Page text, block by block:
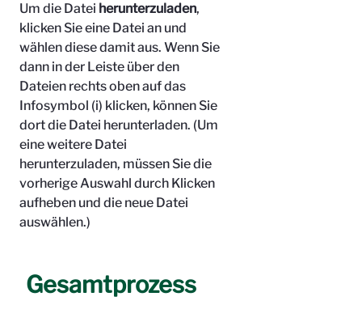
Um die Datei herunterzuladen,
klicken Sie eine Datei an und
wählen diese damit aus. Wenn Sie
dann in der Leiste über den
Dateien rechts oben auf das
Infosymbol (i) klicken, können Sie
dort die Datei herunterladen. (Um
eine weitere Datei
herunterzuladen, müssen Sie die
vorherige Auswahl durch Klicken
aufheben und die neue Datei
auswählen.)
Gesamtprozess